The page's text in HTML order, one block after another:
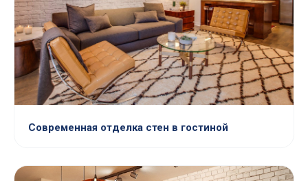
Современная отделка стен в гостиной